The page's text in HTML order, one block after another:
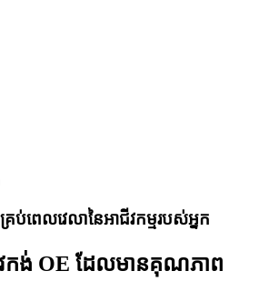
ប់ពេលវេលានៃអាជីវកម្មរបស់អ្នក
កង់ OE ដែលមានគុណភាព